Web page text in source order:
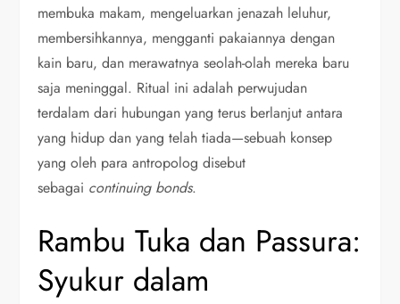
membuka makam, mengeluarkan jenazah leluhur,
membersihkannya, mengganti pakaiannya dengan
kain baru, dan merawatnya seolah-olah mereka baru
saja meninggal. Ritual ini adalah perwujudan
terdalam dari hubungan yang terus berlanjut antara
yang hidup dan yang telah tiada—sebuah konsep
yang oleh para antropolog disebut
sebagai continuing bonds.
Rambu Tuka dan Passura:
Syukur dalam